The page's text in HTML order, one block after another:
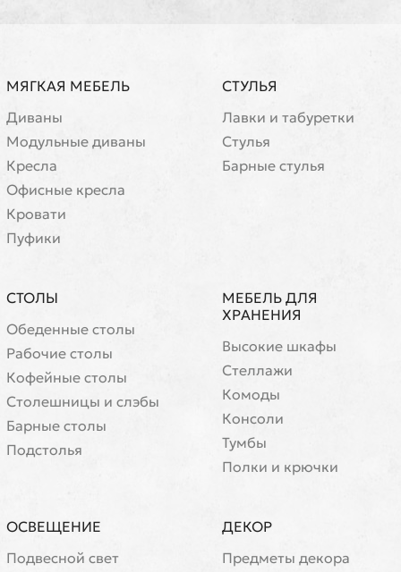
МЯГКАЯ МЕБЕЛЬ
Диваны
Модульные диваны
Кресла
Офисные кресла
Кровати
Пуфики
СТУЛЬЯ
Лавки и табуретки
Стулья
Барные стулья
СТОЛЫ
Обеденные столы
Рабочие столы
Кофейные столы
Cтолешницы и слэбы
Барные столы
Подстолья
МЕБЕЛЬ ДЛЯ
ХРАНЕНИЯ
Высокие шкафы
Стеллажи
Комоды
Консоли
Тумбы
Полки и крючки
ОСВЕЩЕНИЕ
Подвесной свет
ДЕКОР
Предметы декора